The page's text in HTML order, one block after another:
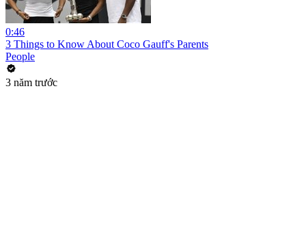
0:46
3 Things to Know About Coco Gauff's Parents
People
3 năm trước